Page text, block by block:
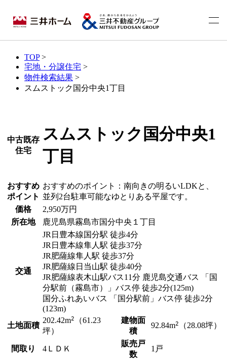
TOP>
宅地・分譲住宅 >
物件検索結果 >
スムストック国分中央1丁目
中古既存
住宅
スムストック国分中央1
丁目
おすすめ
ポイント
おすすめのポイント：南向きの明るいLDKと、
並列2台駐車可能なゆとりある平屋です。
価格
2,950万円
所在地
鹿児島県霧島市国分中央１丁目
交通
JR日豊本線国分駅 徒歩4分
JR日豊本線隼人駅 徒歩37分
JR肥薩線隼人駅 徒歩37分
JR肥薩線 日当山駅 徒歩40分
JR肥薩線表木山駅バス11分 鹿児島交通バス
「国
分駅前（霧島市）」 バス停 徒歩2分(125m)
国分ふれあいバス
「国分駅前」 バス停 徒歩2分
(123m)
土地面積
202.42m2
（61.23
坪）
建物面
積
92.84m2 （28.08坪）
間取り 4ＬＤＫ
販売戸
数
1戸